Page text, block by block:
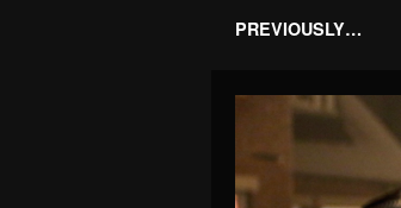
PREVIOUSLY…